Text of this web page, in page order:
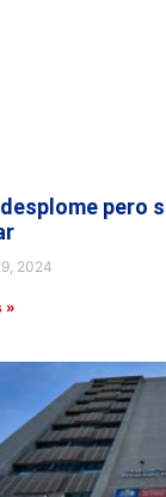
pero
2024
»